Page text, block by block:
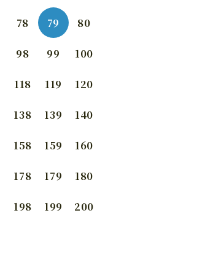
78 79 80
98 99 100
118 119 120
138 139 140
158 159 160
178 179 180
198 199 200